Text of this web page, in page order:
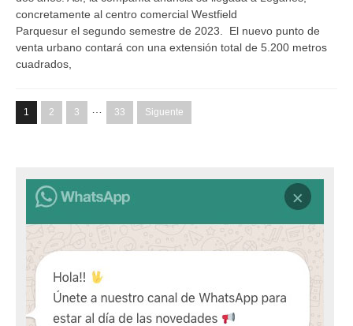
concretamente al centro comercial Westfield
Parquesur el segundo semestre de 2023. El nuevo punto de
venta urbano contará con una extensión total de 5.200 metros
cuadrados,
1 2 3 … 33 Siguente